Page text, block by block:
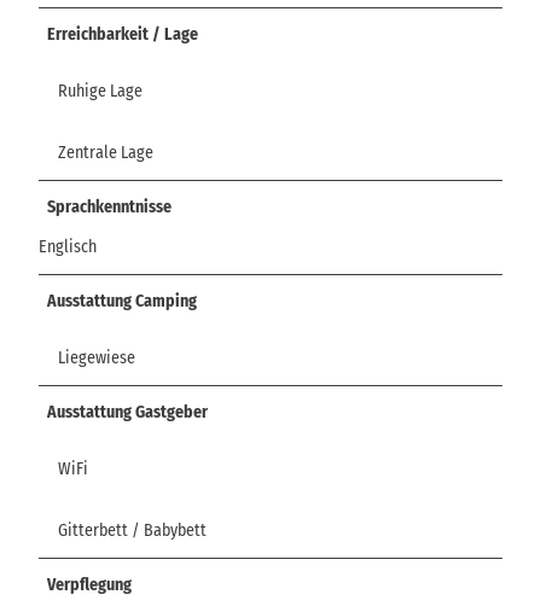
Erreichbarkeit / Lage
Ruhige Lage
Zentrale Lage
Sprachkenntnisse
Englisch
Ausstattung Camping
Liegewiese
Ausstattung Gastgeber
WiFi
Gitterbett / Babybett
Verpflegung